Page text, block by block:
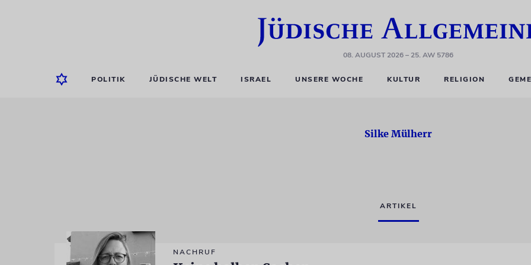
08. AUGUST 2026– 25. AW 5786
POLITIK JÜDISCHE WELT ISRAEL UNSERE WOCHE KULTUR RELIGION
Silke Mülherr
ARTIKEL
NACHRUF